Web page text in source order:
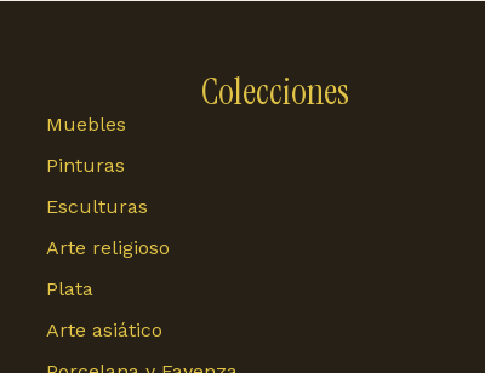
Colecciones
Muebles
Pinturas
Esculturas
Arte religioso
Plata
Arte asiático